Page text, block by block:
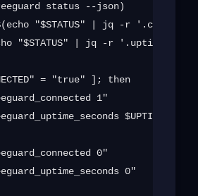
status --json)
"$STATUS" | jq -r
"$STATUS" | jq -r '.uptime')
= "true" ]; then
1"
$UPTIME"
0"
0"